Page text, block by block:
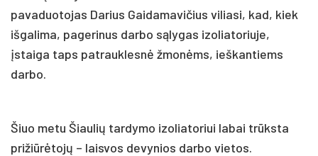
pavaduotojas Darius Gaidamavičius viliasi, kad, kiek
išgalima, pagerinus darbo sąlygas izoliatoriuje,
įstaiga taps patrauklesnė žmonėms, ieškantiems
darbo.
Šiuo metu Šiaulių tardymo izoliatoriui labai trūksta
prižiūrėtojų – laisvos devynios darbo vietos.